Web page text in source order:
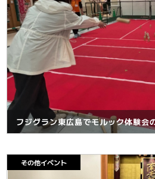
フジグラン東広島でモルック体験会
その他イベント